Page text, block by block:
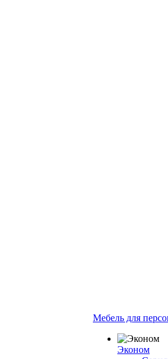
Мебель для
Эконом